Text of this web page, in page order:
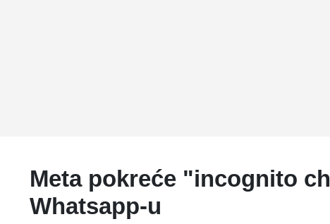
Meta pokreće "incognito
Whatsapp-u